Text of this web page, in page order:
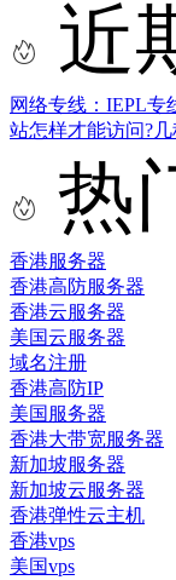
近
网络专线：IEPL专
站怎样才能访问?
热
香港服务器
香港高防服务器
香港云服务器
美国云服务器
域名注册
香港高防IP
美国服务器
香港大带宽服务器
新加坡服务器
新加坡云服务器
香港弹性云主机
香港vps
美国vps